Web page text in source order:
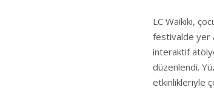
LC Waikiki,
festivalde yer
interaktif
düzenlendi.
etkinlikleriyle